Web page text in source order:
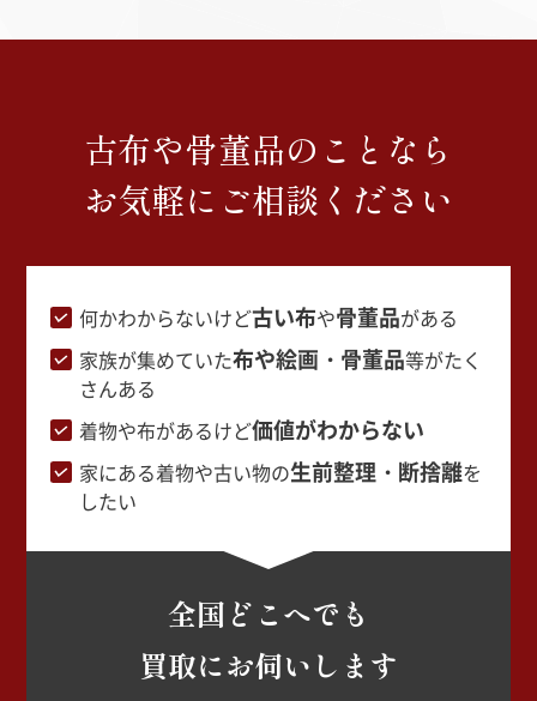
古布や骨董品のことなら
お気軽にご相談ください
何かわからないけど古い布や骨董品がある
家族が集めていた布や絵画・骨董品等がたく
さんある
着物や布があるけど価値がわからない
家にある着物や古い物の生前整理・断捨離を
したい
全国どこへでも
買取にお伺いします